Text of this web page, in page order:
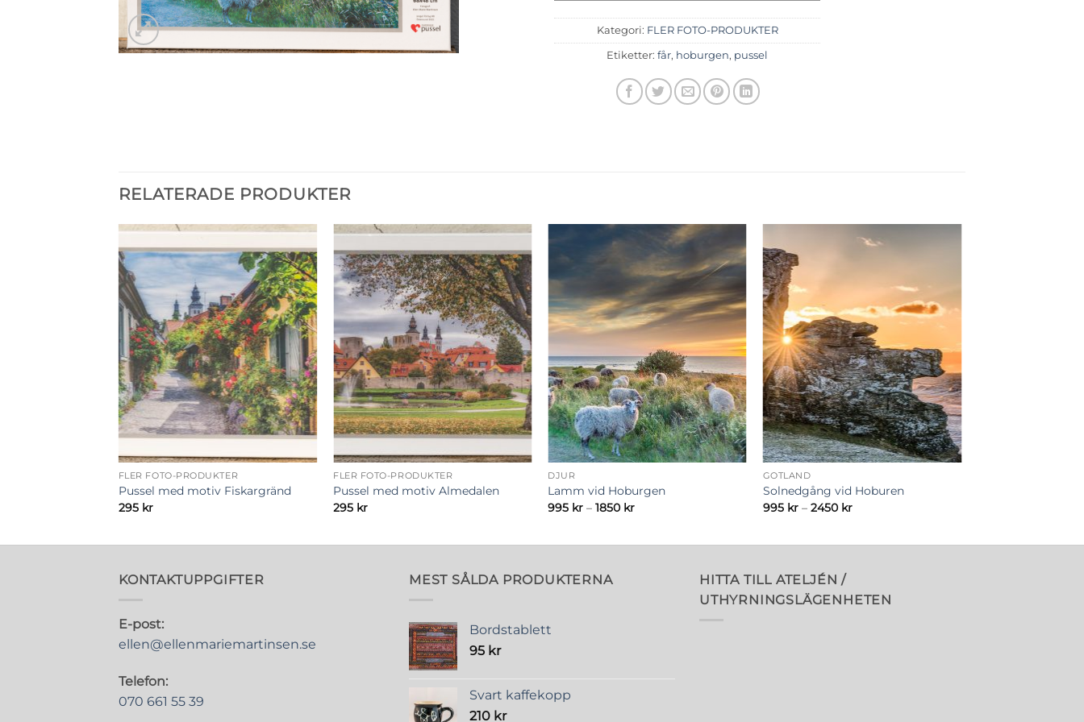
Kategori: FLER FOTO-PRODUKTER
Etiketter: får, hoburgen, pussel
RELATERADE PRODUKTER
FLER FOTO-PRODUKTER
Pussel med motiv Fiskargränd
295 kr
FLER FOTO-PRODUKTER
Pussel med motiv Almedalen
295 kr
DJUR
Lamm vid Hoburgen
995 kr – 1850 krPrisintervall:
GOTLAND
Solnedgång vid Hoburen
995 kr – 2450 krPrisintervall:
KONTAKTUPPGIFTER
E-post:
ellen@ellenmariemartinsen.se
Telefon:
070 661 55 39
MEST SÅLDA PRODUKTERNA
Bordstablett
95 kr
Svart kaffekopp
210 kr
HITTA TILL ATELJÉN /
UTHYRNINGSLÄGENHETEN